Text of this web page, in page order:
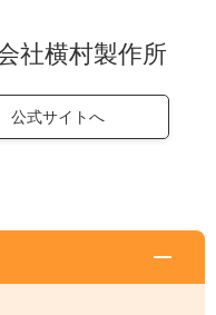
社横村製作所
公式サイトへ